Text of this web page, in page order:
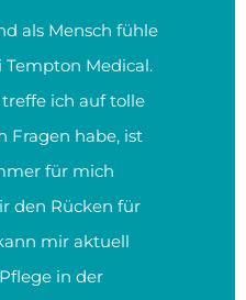
als Mensch fühle
Medical.
ich auf tolle
Fragen habe, ist
für mich
den Rücken für
mir aktuell
in der